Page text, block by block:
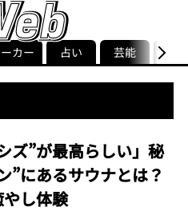
smart最新号
記事一覧ランキング
ストリ
カー 占い 芸能 グル
ズ”が最高らしい」秘
”にあるサウナとは？
し体験